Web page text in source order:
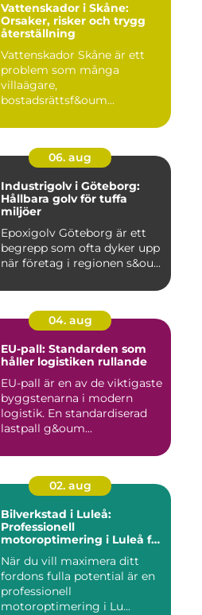
Vattenskador i Skåne:
Orsaker, risker och trygg
återställning
Vattenskador Skåne är ett
problem som många
villaägare,
bostadsrättsf&oum...
06. aug
Industrigolv i Göteborg:
Hållbara golv för tuffa
miljöer
Epoxigolv Göteborg är ett
begrepp som ofta dyker upp
när företag i regionen s&ou...
04. aug
EU-pall: Standarden som
håller logistiken rullande
EU-pall är en av de viktigaste
byggstenarna i modern
logistik. En standardiserad
lastpall g&oum...
02. aug
Bilverkstad i Luleå:
Professionell
motoroptimering i Luleå för
När du vill maximera ditt
fordons fulla potential är en
professionell
motoroptimering i Lu...